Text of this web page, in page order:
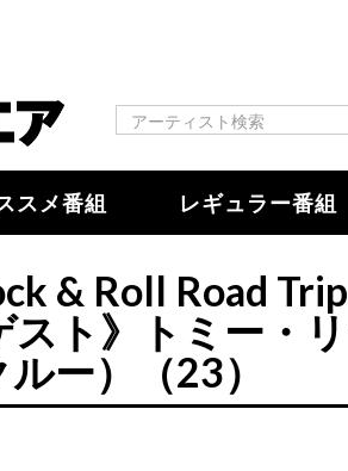
スメ番組 レギュラー番組
& Roll Road
ト》トミー・
ルー）（23）